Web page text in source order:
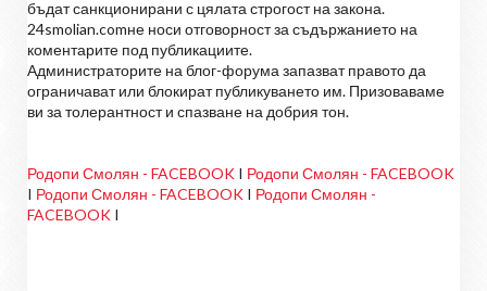
бъдат санкционирани с цялата строгост на закона.
24smolian.comне носи отговорност за съдържанието на
коментарите под публикациите.
Администраторите на блог-форума запазват правото да
ограничават или блокират публикуването им. Призоваваме
ви за толерантност и спазване на добрия тон.
Родопи Смолян - FACEBOOK I Родопи Смолян - FACEBOOK
I Родопи Смолян - FACEBOOK I Родопи Смолян -
FACEBOOK I